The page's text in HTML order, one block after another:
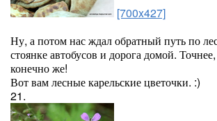
[700x427]
Ну, а потом нас ждал обратный путь по
стоянке автобусов и дорога домой.
конечно же!
Вот вам лесные карельские цветочки. :)
21.